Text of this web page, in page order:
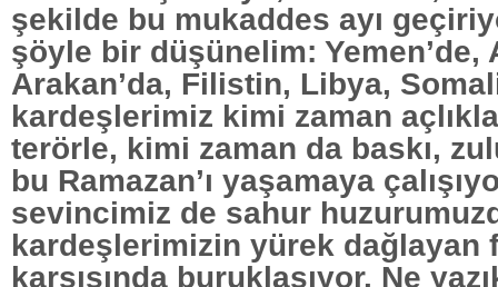
şekilde bu mukaddes ayı
şöyle bir düşünelim: Yemen’de,
Arakan’da, Filistin, Libya,
kardeşlerimiz kimi zaman
terörle, kimi zaman da baskı,
bu Ramazan’ı yaşamaya
sevincimiz de sahur
kardeşlerimizin yürek dağlayan
karşısında buruklaşıyor. Ne